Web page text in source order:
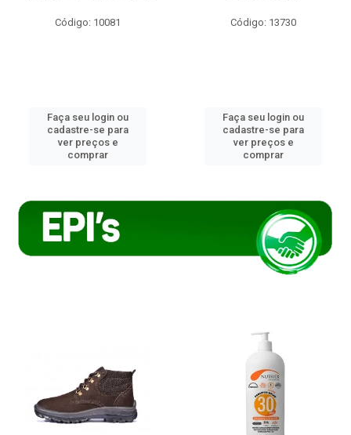
Código: 10081
Faça seu login ou
cadastre-se para
ver preços e
comprar
Código: 13730
Faça seu login ou
cadastre-se para
ver preços e
comprar